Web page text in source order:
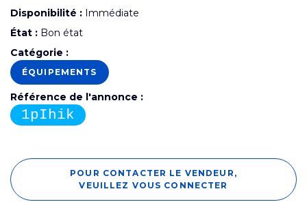
Disponibilité : Immédiate
État : Bon état
Catégorie :
ÉQUIPEMENTS
Référence de l'annonce :
1pIhik
POUR CONTACTER LE VENDEUR,
VEUILLEZ VOUS CONNECTER